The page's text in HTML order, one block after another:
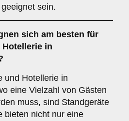
sein.
sich am besten für
Hotellerie in
und Hotellerie in
eine Vielzahl von Gästen
muss, sind Standgeräte
bieten nicht nur eine